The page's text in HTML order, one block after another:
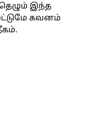
இந்த
கவனம்